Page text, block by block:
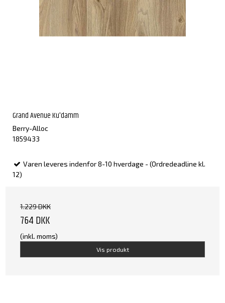
Grand Avenue Ku'damm
Berry-Alloc
1859433
Varen leveres indenfor 8-10 hverdage - (Ordredeadline kl.
12)
1.229 DKK
764 DKK
(inkl. moms)
Vis produkt